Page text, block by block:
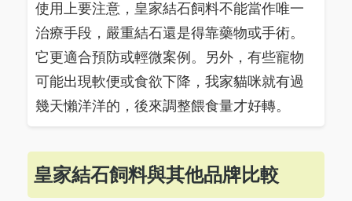
使用上要注意，皇家結石飼料不能當作唯一
治療手段，嚴重結石還是得靠藥物或手術。
它更適合預防或輕微案例。另外，有些寵物
可能出現軟便或食欲下降，我家貓咪就有過
幾天懶洋洋的，後來調整餵食量才好轉。
皇家結石飼料與其他品牌比較